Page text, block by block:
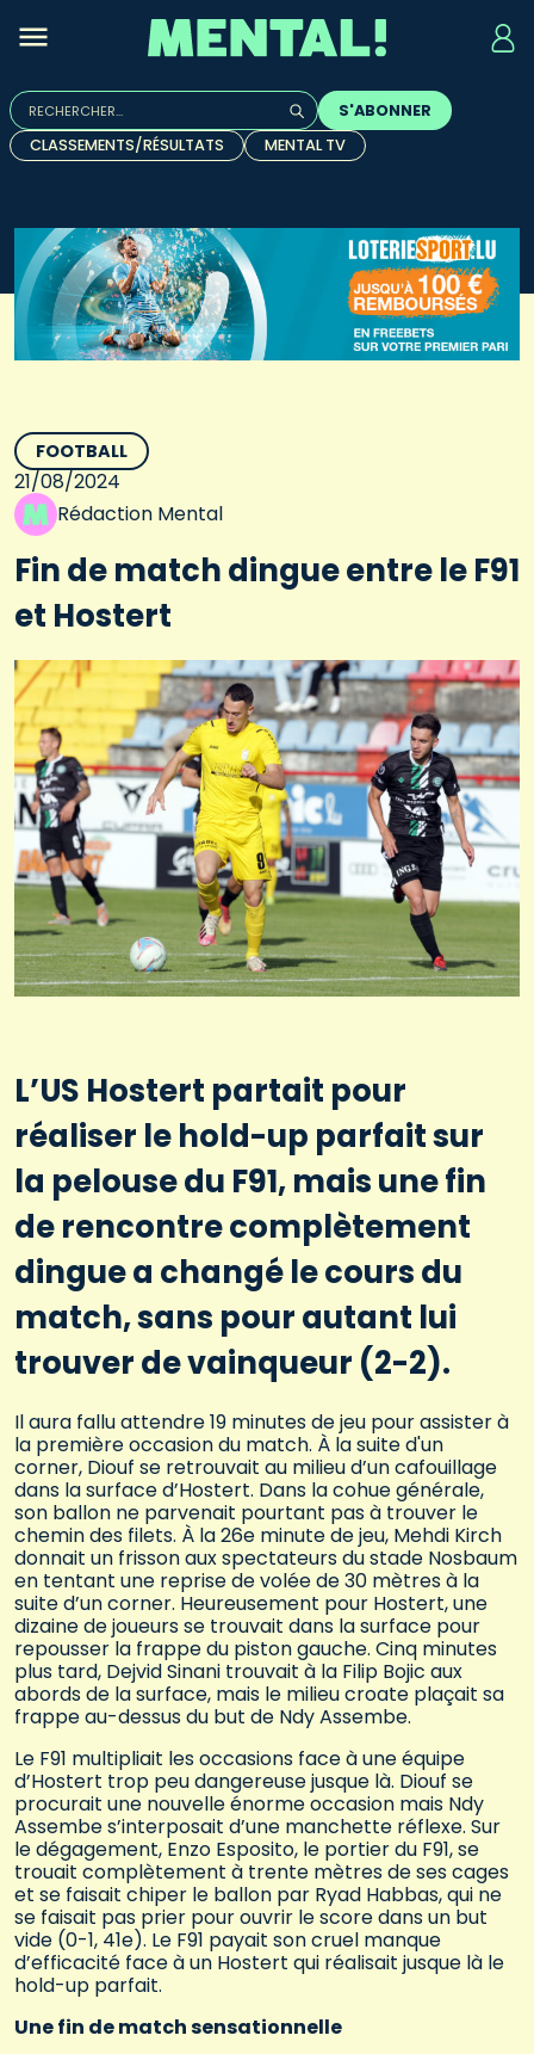
Rechercher :
Quand les résultats de l'auto-complétion sont
S'ABONNER
CLASSEMENTS/RÉSULTATS
MENTAL TV
FOOTBALL
21/08/2024
Rédaction Mental
Fin de match dingue entre le F91
et Hostert
L’US Hostert partait pour
réaliser le hold-up parfait sur
la pelouse du F91, mais une fin
de rencontre complètement
dingue a changé le cours du
match, sans pour autant lui
trouver de vainqueur (2-2).
Il aura fallu attendre 19 minutes de jeu pour assister à
la première occasion du match. À la suite d'un
corner, Diouf se retrouvait au milieu d’un cafouillage
dans la surface d’Hostert. Dans la cohue générale,
son ballon ne parvenait pourtant pas à trouver le
chemin des filets. À la 26e minute de jeu, Mehdi Kirch
donnait un frisson aux spectateurs du stade Nosbaum
en tentant une reprise de volée de 30 mètres à la
suite d’un corner. Heureusement pour Hostert, une
dizaine de joueurs se trouvait dans la surface pour
repousser la frappe du piston gauche. Cinq minutes
plus tard, Dejvid Sinani trouvait à la Filip Bojic aux
abords de la surface, mais le milieu croate plaçait sa
frappe au-dessus du but de Ndy Assembe.
Le F91 multipliait les occasions face à une équipe
d’Hostert trop peu dangereuse jusque là. Diouf se
procurait une nouvelle énorme occasion mais Ndy
Assembe s’interposait d’une manchette réflexe. Sur
le dégagement, Enzo Esposito, le portier du F91, se
trouait complètement à trente mètres de ses cages
et se faisait chiper le ballon par Ryad Habbas, qui ne
se faisait pas prier pour ouvrir le score dans un but
vide (0-1, 41e). Le F91 payait son cruel manque
d’efficacité face à un Hostert qui réalisait jusque là le
hold-up parfait.
Une fin de match sensationnelle